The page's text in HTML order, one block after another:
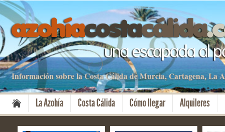
Información sobre la Costa Cálida de Murcia, Cartagena, La
La Azohía Costa Cálida Cómo llegar Alquileres